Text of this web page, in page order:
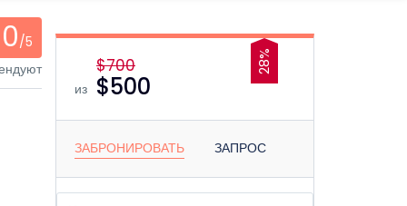
0/5
28%
из
$700
$500
ЗАБРОНИРОВАТЬ ЗАПРОС